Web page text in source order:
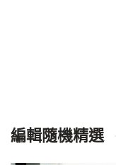
編輯隨機精選